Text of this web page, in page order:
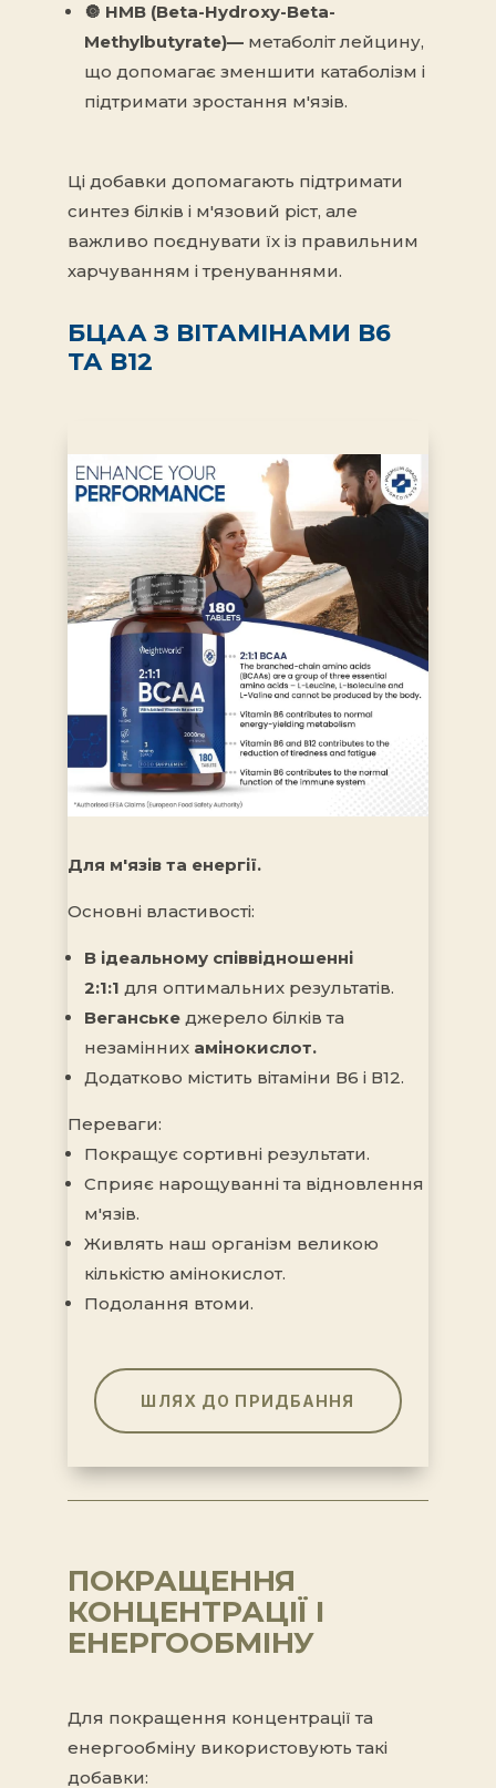
🔘 HMB (Beta-Hydroxy-Beta-
Methylbutyrate)— метаболіт лейцину,
що допомагає зменшити катаболізм і
підтримати зростання м'язів.
Ці добавки допомагають підтримати
синтез білків і м'язовий ріст, але
важливо поєднувати їх із правильним
харчуванням і тренуваннями.
БЦАА З ВІТАМІНАМИ В6
ТА В12
Для м'язів та енергії.
Основні властивості:
В ідеальному співвідношенні
2:1:1 для оптимальних результатів.
Веганськеджерело білківта
незамінних амінокислот.
Додатково містить вітаміни В6 і В12.
Переваги:
Покращує сортивні результати.
Сприяє нарощуванні та відновлення
м'язів.
Живлять наш організм великою
кількістю амінокислот.
Подолання втоми.
ШЛЯХ ДО ПРИДБАННЯ
ПОКРАЩЕННЯ
КОНЦЕНТРАЦІЇ І
ЕНЕРГООБМІНУ
Для покращення концентрації та
енергообміну використовують такі
добавки: